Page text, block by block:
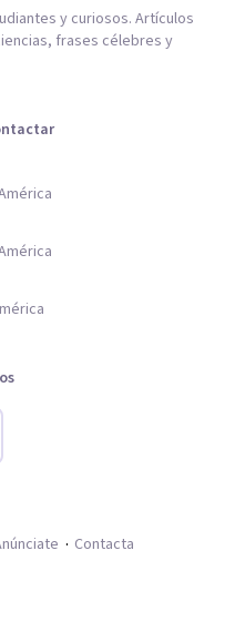
y curiosos. Artículos
frases célebres y
Contacta